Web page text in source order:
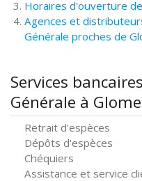
Horaires d'ouverture
Agences et
Générale proches de
Services
Générale à
Retrait d'espèces
Dépôts d'espèces
Chéquiers
Assistance et service